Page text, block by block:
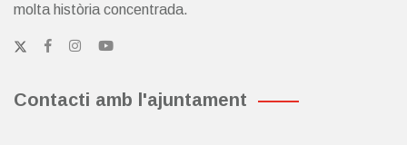
molta història concentrada.
Contacti amb l'ajuntament